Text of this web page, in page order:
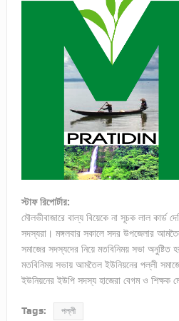
স্টাফ রিপোর্টার:
মৌলভীবাজারে বাল্য বিয়েকে না সূচক লাল কার্ড
সদস্যরা। মঙ্গলবার সকালে সদর উপজেলার
সমাজের সদস্যদের নিয়ে মতবিনিময় সভা অনুষ্টিত
মতবিনিময় সভায় আমতৈল ইউনিয়নের পল্লী
ইউনিয়নের ইউপি সদস্য হাজেরা বেগম ও শিক্ষক
Tags: পল্লী